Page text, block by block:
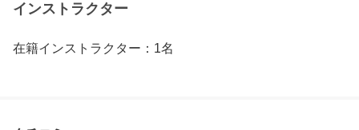
インストラクター
在籍インストラクター：1名